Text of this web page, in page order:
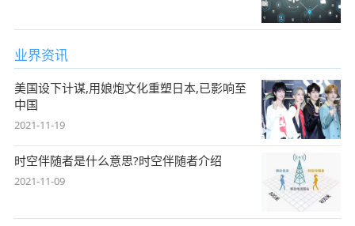
业界资讯
美国设下计谋,用娘炮文化重塑日本,已影响至
中国
2021-11-19
时空伴随者是什么意思?时空伴随者介绍
2021-11-09